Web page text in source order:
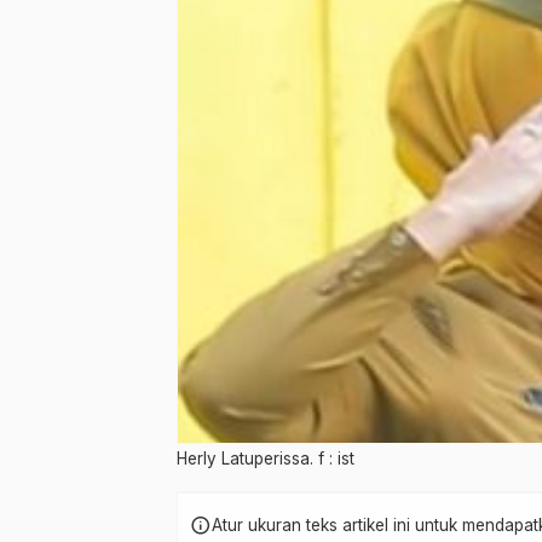
Herly Latuperissa. f : ist
infoAtur ukuran teks artikel ini untuk